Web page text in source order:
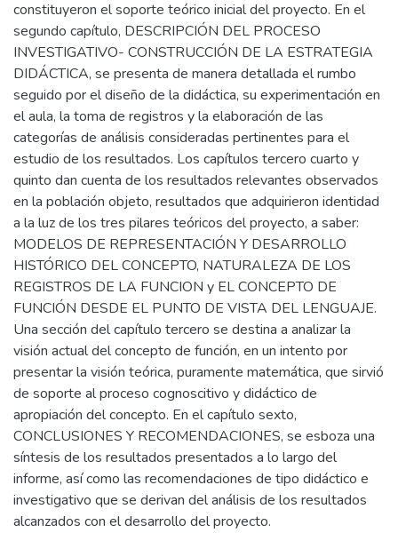
constituyeron el soporte teórico inicial del proyecto. En el
segundo capítulo, DESCRIPCIÓN DEL PROCESO
INVESTIGATIVO- CONSTRUCCIÓN DE LA ESTRATEGIA
DIDÁCTICA, se presenta de manera detallada el rumbo
seguido por el diseño de la didáctica, su experimentación en
el aula, la toma de registros y la elaboración de las
categorías de análisis consideradas pertinentes para el
estudio de los resultados. Los capítulos tercero cuarto y
quinto dan cuenta de los resultados relevantes observados
en la población objeto, resultados que adquirieron identidad
a la luz de los tres pilares teóricos del proyecto, a saber:
MODELOS DE REPRESENTACIÓN Y DESARROLLO
HISTÓRICO DEL CONCEPTO, NATURALEZA DE LOS
REGISTROS DE LA FUNCION y EL CONCEPTO DE
FUNCIÓN DESDE EL PUNTO DE VISTA DEL LENGUAJE.
Una sección del capítulo tercero se destina a analizar la
visión actual del concepto de función, en un intento por
presentar la visión teórica, puramente matemática, que sirvió
de soporte al proceso cognoscitivo y didáctico de
apropiación del concepto. En el capítulo sexto,
CONCLUSIONES Y RECOMENDACIONES, se esboza una
síntesis de los resultados presentados a lo largo del
informe, así como las recomendaciones de tipo didáctico e
investigativo que se derivan del análisis de los resultados
alcanzados con el desarrollo del proyecto.